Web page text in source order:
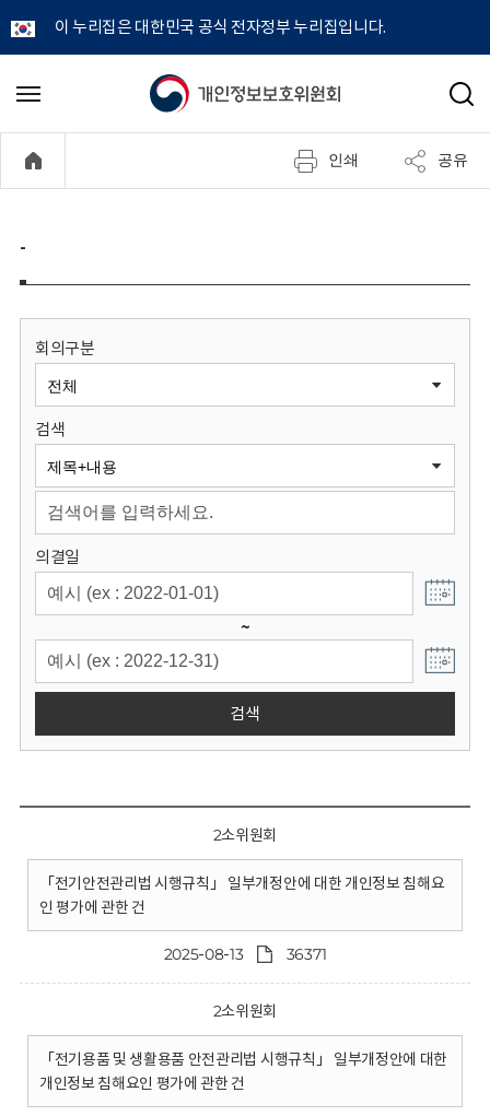
이 누리집은 대한민국 공식 전자정부 누리집입니다.
개
정
보
원
회
메
기
검
인쇄 공유
-
회의구분
검색
의결일
~
검색
2소위원회
「전기안전관리법 시행규칙」 일부개정안에 대한 개인정보 침해요
인 평가에 관한 건
2025-08-13 36371
2소위원회
「전기용품 및 생활용품 안전관리법 시행규칙」 일부개정안에 대한
개인정보 침해요인 평가에 관한 건